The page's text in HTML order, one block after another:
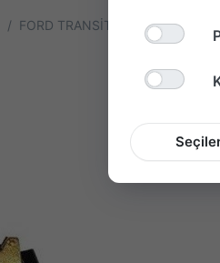
FORD TRANSİT T15 FAR